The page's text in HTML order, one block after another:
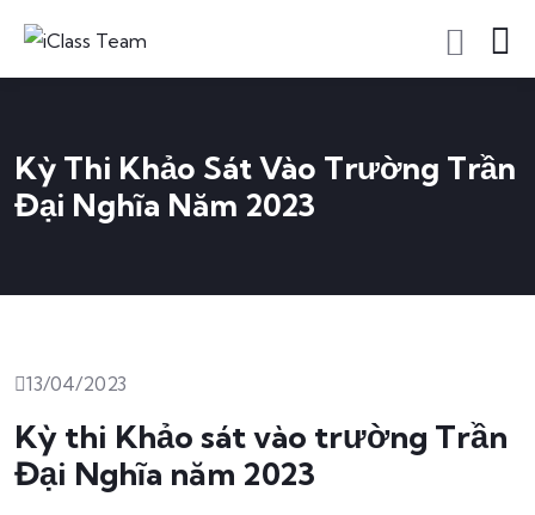
Kỳ Thi Khảo Sát Vào Trường Trần
Đại Nghĩa Năm 2023
13/04/2023
Kỳ thi Khảo sát vào trường Trần
Đại Nghĩa năm 2023